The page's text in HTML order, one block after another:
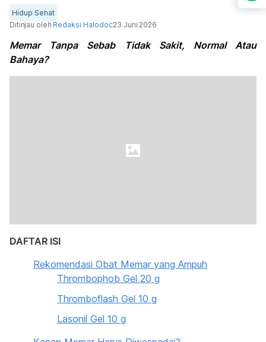
Hidup Sehat
Ditinjau oleh Redaksi Halodoc23 Juni 2026
Memar Tanpa Sebab Tidak Sakit, Normal Atau
Bahaya?
DAFTAR ISI
Rekomendasi Obat Memar yang Ampuh
Thrombophob Gel 20 g
Thromboflash Gel 10 g
Lasonil Gel 10 g